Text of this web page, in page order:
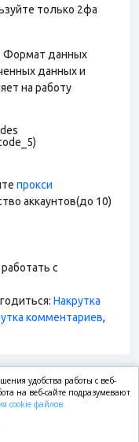
только 2фа
Формат данных
данных и
на работу
прокси
аккаунтов(до 10)
с
Накрутка
комментариев,
удобства работы с веб-
на веб-сайте подразумевают
cookie файлов.